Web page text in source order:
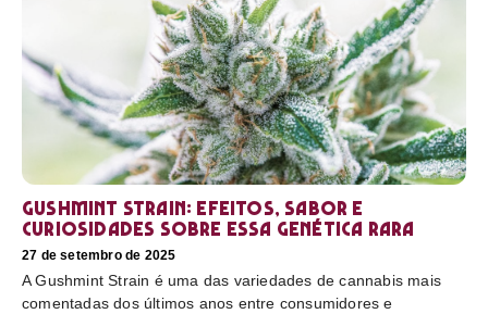
Gushmint Strain: efeitos, sabor e
curiosidades sobre essa genética rara
27 de setembro de 2025
A Gushmint Strain é uma das variedades de cannabis mais
comentadas dos últimos anos entre consumidores e